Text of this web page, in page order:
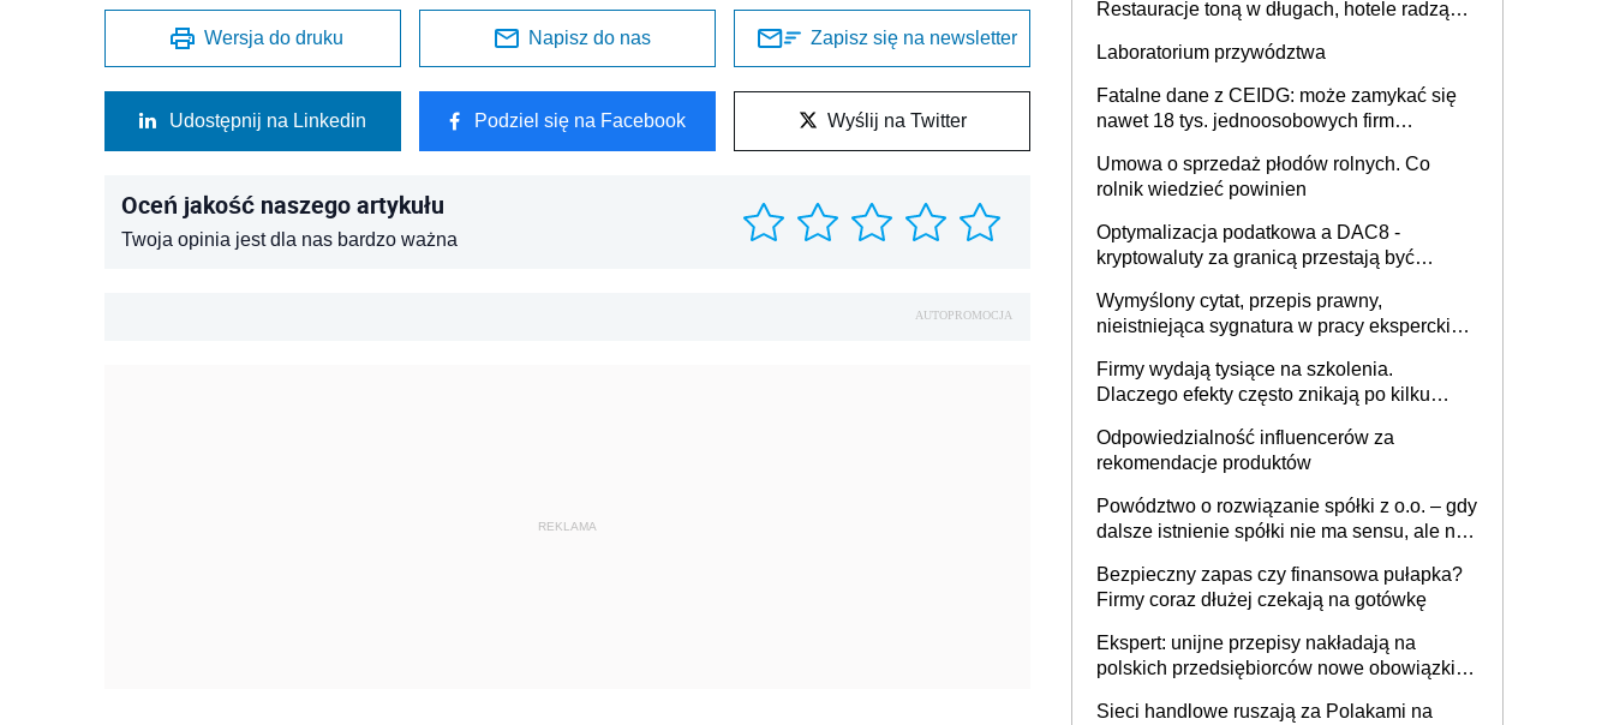
Wersja do druku Napisz do nas Zapisz się na newsletter
Udostępnij na Linkedin Podziel się na Facebook Wyślij na Twitter
Oceń jakość naszego artykułu
Twoja opinia jest dla nas bardzo ważna
AUTOPROMOCJA
REKLAMA
Restauracje toną w długach, hotele radzą
Laboratorium przywództwa
Fatalne dane z CEIDG: może zamykać się
nawet 18 tys. jednoosobowych firm
Umowa o sprzedaż płodów rolnych. Co
rolnik wiedzieć powinien
Optymalizacja podatkowa a DAC8 -
kryptowaluty za granicą przestają być
Wymyślony cytat, przepis prawny,
nieistniejąca sygnatura w pracy eksperckiej -
firmie
Firmy wydają tysiące na szkolenia.
Dlaczego efekty często znikają po kilku
Odpowiedzialność influencerów za
rekomendacje produktów
Powództwo o rozwiązanie spółki z o.o. – gdy
dalsze istnienie spółki nie ma sensu, ale nie
Bezpieczny zapas czy finansowa pułapka?
Firmy coraz dłużej czekają na gotówkę
Ekspert: unijne przepisy nakładają na
polskich przedsiębiorców nowe obowiązki w
Sieci handlowe ruszają za Polakami na